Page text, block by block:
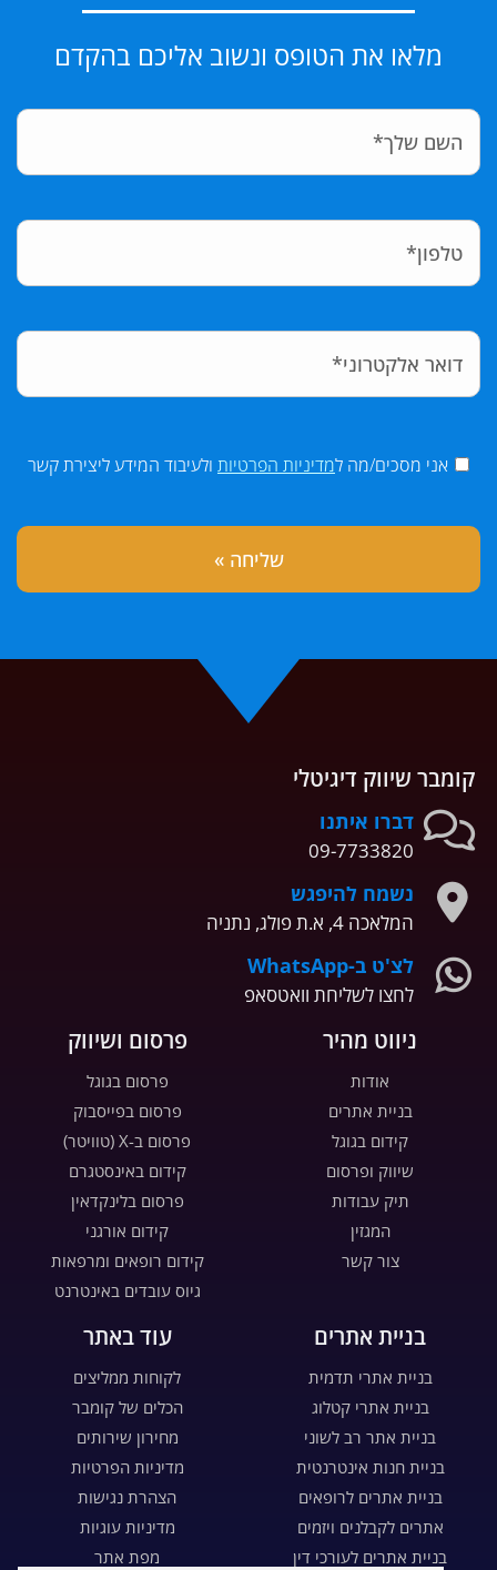
מלאו את הטופס ונשוב אליכם בהקדם
אני מסכים/מה למדיניות הפרטיות ולעיבוד המידע ליצירת קשר
קומבר שיווק דיגיטלי
דברו איתנו
09-7733820
נשמח להיפגש
המלאכה 4, א.ת פולג, נתניה
לצ'ט ב-WhatsApp
לחצו לשליחת וואטסאפ
ניווט מהיר
אודות
בניית אתרים
קידום בגוגל
שיווק ופרסום
תיק עבודות
המגזין
צור קשר
פרסום ושיווק
פרסום בגוגל
פרסום בפייסבוק
פרסום ב-X (טוויטר)
קידום באינסטגרם
פרסום בלינקדאין
קידום אורגני
קידום רופאים ומרפאות
גיוס עובדים באינטרנט
בניית אתרים
בניית אתרי תדמית
בניית אתרי קטלוג
בניית אתר רב לשוני
בניית חנות אינטרנטית
בניית אתרים לרופאים
אתרים לקבלנים ויזמים
בניית אתרים לעורכי דין
עוד באתר
לקוחות ממליצים
הכלים של קומבר
מחירון שירותים
מדיניות הפרטיות
הצהרת נגישות
מדיניות עוגיות
מפת אתר